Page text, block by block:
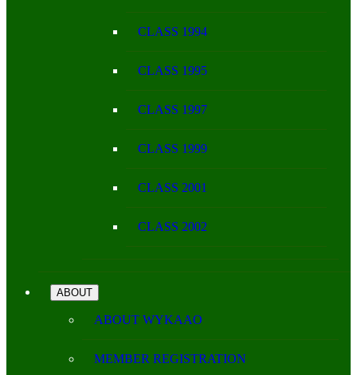
CLASS 1994
CLASS 1995
CLASS 1997
CLASS 1999
CLASS 2001
CLASS 2002
ABOUT
ABOUT WYKAAO
MEMBER REGISTRATION